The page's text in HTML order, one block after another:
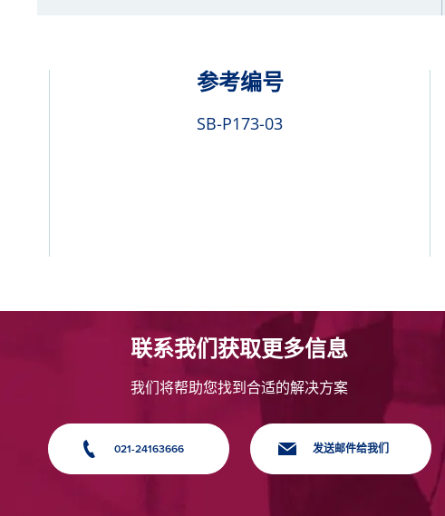
参考编号
SB-P173-03
联系我们获取更多信息
我们将帮助您找到合适的解决方案
021-24163666 发送邮件给我们